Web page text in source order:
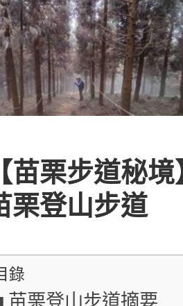
【苗栗步道秘
栗登山步道
錄
苗栗登山步道摘要